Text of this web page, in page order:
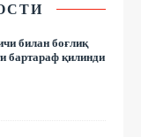
билан боғлиқ
бартараф қилинди